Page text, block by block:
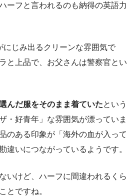
ーフと言われるのも納得の英語力
にじみ出るクリーンな雰囲気で
と上品で、お父さんは警察官とい
んだ服をそのまま着ていたという
・好青年」な雰囲気が漂っていま
のある印象が「海外の血が入って
違いにつながっているようです。
いけど、ハーフに間違われるくら
とですね。